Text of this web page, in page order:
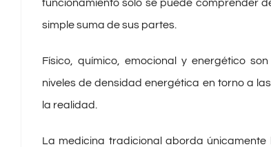
funcionamiento solo se puede comprender
simple suma de sus partes.
Físico, químico, emocional y energético
niveles de densidad energética en torno a
la realidad.
La medicina tradicional aborda únicamente